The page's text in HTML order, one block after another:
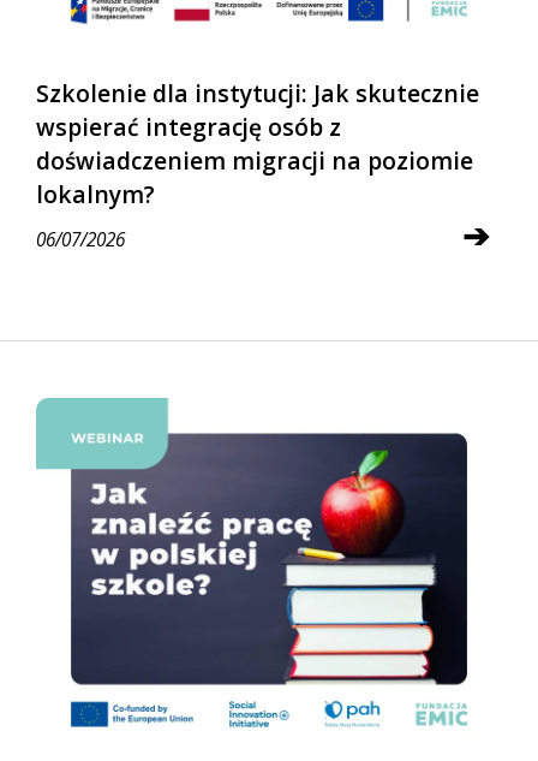
Szkolenie dla instytucji: Jak skutecznie
wspierać integrację osób z
doświadczeniem migracji na poziomie
lokalnym?
➔
06/07/2026